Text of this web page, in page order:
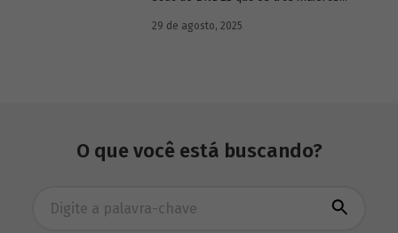
restauração da classe média e redução da
29 de agosto, 2025
O que você está buscando?